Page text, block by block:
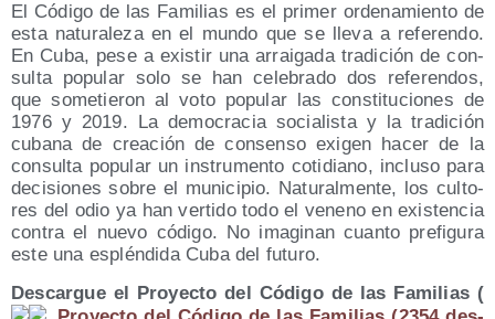
El Códi­go de las Fami­lias es el pri­mer orde­na­mien­to de
esta natu­ra­le­za en el mun­do que se lle­va a refe­ren­do.
En Cuba, pese a exis­tir una arrai­ga­da tra­di­ción de con­
sul­ta popu­lar solo se han cele­bra­do dos refe­ren­dos,
que some­tie­ron al voto popu­lar las cons­ti­tu­cio­nes de
1976 y 2019. La demo­cra­cia socia­lis­ta y la tra­di­ción
cuba­na de crea­ción de con­sen­so exi­gen hacer de la
con­sul­ta popu­lar un ins­tru­men­to coti­diano, inclu­so para
deci­sio­nes sobre el muni­ci­pio. Natu­ral­men­te, los cul­to­
res del odio ya han ver­ti­do todo el veneno en exis­ten­cia
con­tra el nue­vo códi­go. No ima­gi­nan cuan­to pre­fi­gu­ra
este una esplén­di­da Cuba del futuro.
Des­car­gue el Pro­yec­to del Códi­go de las Fami­lias (